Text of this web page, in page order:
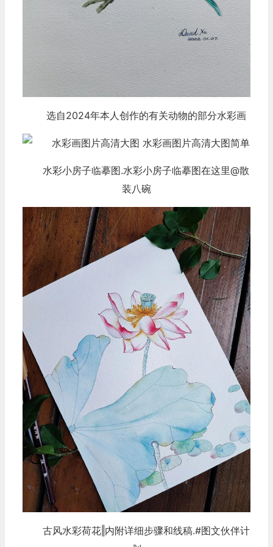
选自2024年本人创作的有关动物的部分水彩画
水彩小房子临摹图.水彩小房子临摹图在这里@散
装八碗
古风水彩荷花‖内附详细步骤和线稿.#图文伙伴计